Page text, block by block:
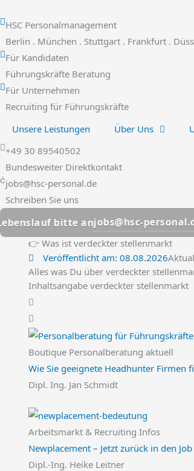
Inhalt
springen
HSC Personalmanagement
Berlin . München . Stuttgart . Frankfurt .
Für Kandidaten
Führungskräfte Beratung
Für Unternehmen
Recruiting für Führungskräfte
Unsere Leistungen
Über Uns
+49 30 89540502
Bundesweiter Direktkontakt
jobs@hsc-personal.de
Schreiben Sie uns
bitte anjobs@hsc-personal.de 📩
👉 Was ist verdeckter stellenmarkt
Veröffentlicht am: 08.08.2026
Alles was Du über verdeckter
Inhaltsangabe verdeckter stellenmarkt
Boutique Personalberatung aktuell
Wie Sie geeignete Headhunter Firmen
Dipl. Ing. Jan Schmidt
Arbeitsmarkt & Recruiting Infos
Newplacement – Jetzt zurück in den Job
Dipl.-Ing. Heike Leitner